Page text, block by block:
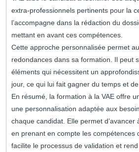
extra-professionnels pertinents pour la
l’accompagne dans la rédaction du
mettant en avant ces compétences.
Cette approche personnalisée permet
redondances dans sa formation. Il peut
éléments qui nécessitent un
jour, ce qui lui fait gagner du temps et de
En résumé, la formation à la VAE offre
une personnalisation adaptée aux
chaque candidat. Elle permet d’avancer
en prenant en compte les compétences
facilite le processus de validation et